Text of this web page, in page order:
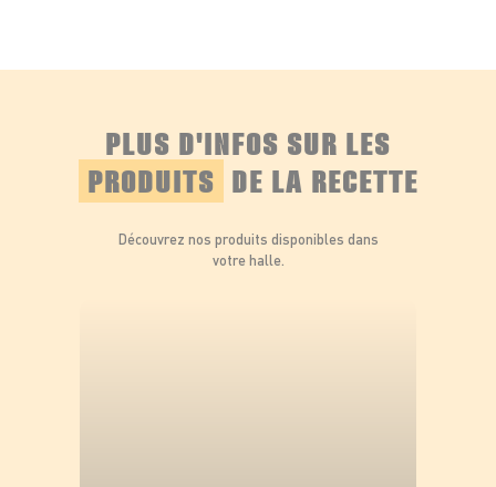
PLUS D'INFOS SUR LES
PRODUITS DE LA RECETTE
Découvrez nos produits disponibles dans
votre halle.